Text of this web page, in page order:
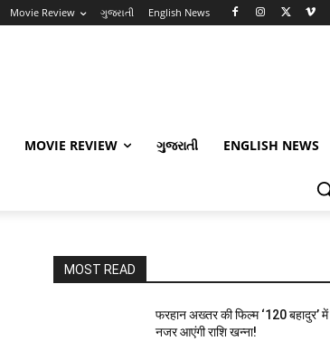
Movie Review ગુજરાતી English News
MOVIE REVIEW ગુજરાતી ENGLISH NEWS
MOST READ
फरहान अख्तर की फिल्म ‘120 बहादुर’ में
नजर आएंगी राशि खन्ना!